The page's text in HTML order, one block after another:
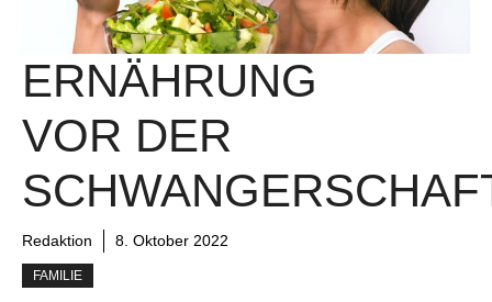
ERNÄHRUNG
VOR DER
Redaktion 8. Oktober 2022
FAMILIE